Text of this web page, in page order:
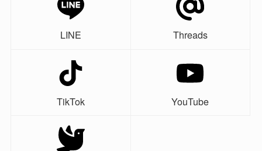
LINE Threads
TikTok YouTube